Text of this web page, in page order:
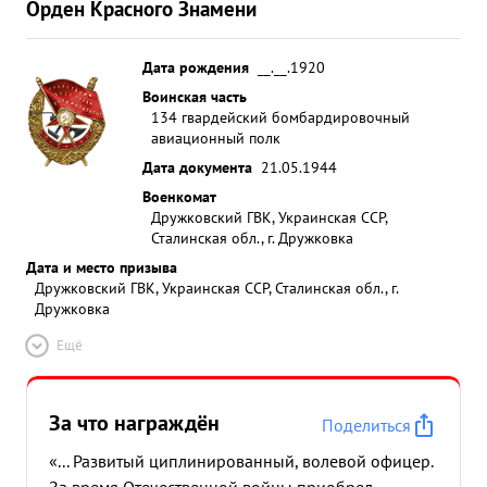
Иловайск в составе девятки. Бомбы рвались в
прямых попаданий в эшелоны и создано 3 очага
пожара. ...»
Орден Красного Знамени
Дата рождения
__.__.1920
Воинская часть
134 гвардейский бомбардировочный
авиационный полк
Дата документа 21.05.1944
Военкомат
Дружковский ГВК, Украинская ССР,
Сталинская обл., г. Дружковка
Дата и место призыва
Дружковский ГВК, Украинская ССР, Сталинская обл., г.
Дружковка
Ещё
За что награждён
Поделиться
«... Развитый циплинированный, волевой офицер.